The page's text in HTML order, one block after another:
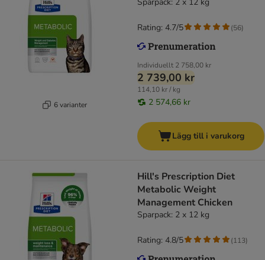
6 varianter
Chicken
Individuellt 2 758,00 kr
2 739,00 kr
114,10 kr / kg
2 574,66 kr
Rating: 4.7/5 (56)
Lägg till i varukorg
Hill's Prescription Diet
Metabolic Weight
Management Chicken
Sparpack: 2 x 12 kg
Rating: 4.8/5 (113)